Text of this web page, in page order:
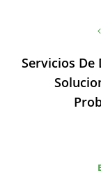
Servicios De